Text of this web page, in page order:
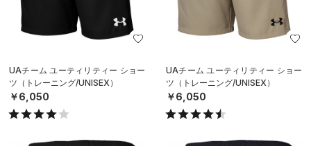
UAチーム ユーティリティー ショー
ツ（トレーニング/UNISEX）
￥6,050
UAチーム ユーティリティー ショー
ツ（トレーニング/UNISEX）
￥6,050